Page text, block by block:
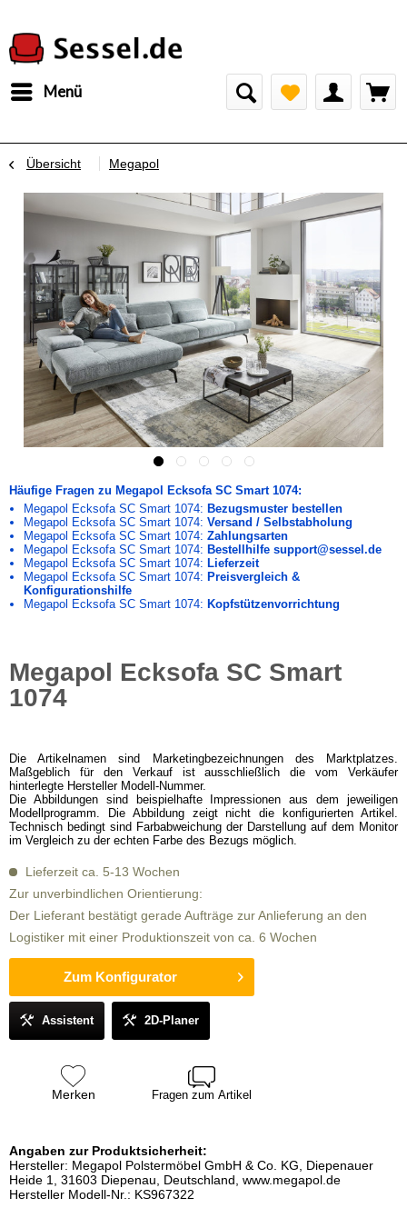
Menü
Übersicht Megapol
Häufige Fragen zu Megapol Ecksofa SC Smart 1074:
Megapol Ecksofa SC Smart 1074: Bezugsmuster bestellen
Megapol Ecksofa SC Smart 1074: Versand / Selbstabholung
Megapol Ecksofa SC Smart 1074: Zahlungsarten
Megapol Ecksofa SC Smart 1074: Bestellhilfe support@sessel.de
Megapol Ecksofa SC Smart 1074: Lieferzeit
Megapol Ecksofa SC Smart 1074: Preisvergleich &
Konfigurationshilfe
Megapol Ecksofa SC Smart 1074: Kopfstützenvorrichtung
Megapol Ecksofa SC Smart
1074
Die Artikelnamen sind Marketingbezeichnungen des Marktplatzes.
Maßgeblich für den Verkauf ist ausschließlich die vom Verkäufer
hinterlegte Hersteller Modell-Nummer.
Die Abbildungen sind beispielhafte Impressionen aus dem jeweiligen
Modellprogramm. Die Abbildung zeigt nicht die konfigurierten Artikel.
Technisch bedingt sind Farbabweichung der Darstellung auf dem Monitor
im Vergleich zu der echten Farbe des Bezugs möglich.
Lieferzeit ca. 5-13 Wochen
Zur unverbindlichen Orientierung:
Der Lieferant bestätigt gerade Aufträge zur Anlieferung an den
Logistiker mit einer Produktionszeit von ca. 6 Wochen
Zum Konfigurator
Assistent 2D-Planer
Merken Fragen zum Artikel
Angaben zur Produktsicherheit:
Hersteller: Megapol Polstermöbel GmbH & Co. KG, Diepenauer
Heide 1, 31603 Diepenau, Deutschland, www.megapol.de
Hersteller Modell-Nr.: KS967322